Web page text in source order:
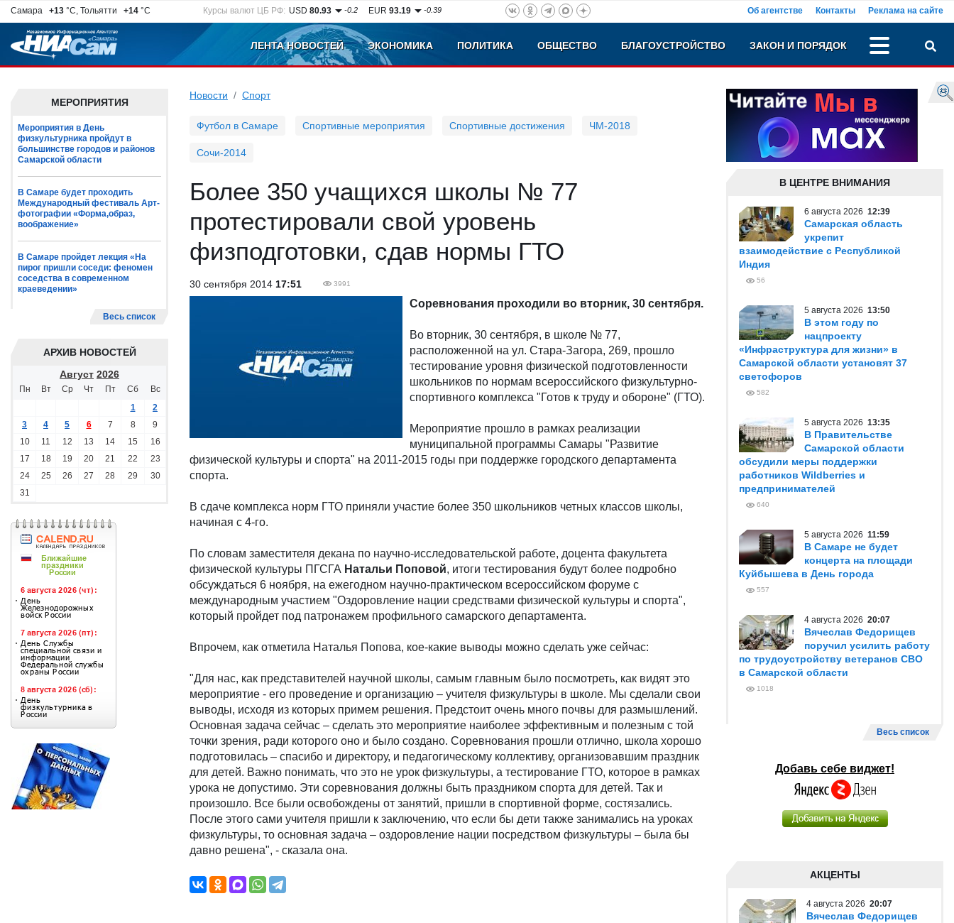
Самара +13 °C, Тольятти +14 °C Курсы валют ЦБ РФ: USD80.93 -0.2 EUR93.19 -0.39 Об агентстве Контакты Реклама на сайте
ЛЕНТА НОВОСТЕЙ ЭКОНОМИКА ПОЛИТИКА ОБЩЕСТВО БЛАГОУСТРОЙСТВО ЗАКОН И ПОРЯДОК
МЕРОПРИЯТИЯ
Мероприятия в День
физкультурника пройдут в
большинстве городов и районов
Самарской области
В Самаре будет проходить
Международный фестиваль Арт-
фотографии «Форма,образ,
воображение»
В Самаре пройдет лекция «На
пирог пришли соседи: феномен
соседства в современном
краеведении»
Весь список
АРХИВ НОВОСТЕЙ
Август 2026
Пн Вт Ср Чт Пт Сб
Вс
1
2
3
4 5 6 7 8
9
10
11 12 13 14 15
16
17
18 19 20 21 22
23
24
25 26 27 28 29
30
31
Новости Спорт
Футбол в Самаре Спортивные мероприятия Спортивные достижения ЧМ-2018
Сочи-2014
Более 350 учащихся школы № 77
протестировали свой уровень
физподготовки, сдав нормы ГТО
30 сентября 2014 17:51 3991
Соревнования проходили во вторник, 30 сентября.
Во вторник, 30 сентября, в школе № 77,
расположенной на ул. Стара-Загора, 269, прошло
тестирование уровня физической подготовленности
школьников по нормам всероссийского физкультурно-
спортивного комплекса "Готов к труду и обороне" (ГТО).
Мероприятие прошло в рамках реализации
муниципальной программы Самары "Развитие
физической культуры и спорта" на 2011-2015 годы при поддержке городского департамента
спорта.
В сдаче комплекса норм ГТО приняли участие более 350 школьников четных классов школы,
начиная с 4-го.
По словам заместителя декана по научно-исследовательской работе, доцента факультета
физической культуры ПГСГА Натальи Поповой, итоги тестирования будут более подробно
обсуждаться 6 ноября, на ежегодном научно-практическом всероссийском форуме с
международным участием "Оздоровление нации средствами физической культуры и спорта",
который пройдет под патронажем профильного самарского департамента.
Впрочем, как отметила Наталья Попова, кое-какие выводы можно сделать уже сейчас:
"Для нас, как представителей научной школы, самым главным было посмотреть, как видят это
мероприятие - его проведение и организацию – учителя физкультуры в школе. Мы сделали свои
выводы, исходя из которых примем решения. Предстоит очень много почвы для размышлений.
Основная задача сейчас – сделать это мероприятие наиболее эффективным и полезным с той
точки зрения, ради которого оно и было создано. Соревнования прошли отлично, школа хорошо
подготовилась – спасибо и директору, и педагогическому коллективу, организовавшим праздник
для детей. Важно понимать, что это не урок физкультуры, а тестирование ГТО, которое в рамках
урока не допустимо. Эти соревнования должны быть праздником спорта для детей. Так и
произошло. Все были освобождены от занятий, пришли в спортивной форме, состязались.
После этого сами учителя пришли к заключению, что если бы дети также занимались на уроках
физкультуры, то основная задача – оздоровление нации посредством физкультуры – была бы
давно решена", - сказала она.
В ЦЕНТРЕ ВНИМАНИЯ
6 августа 2026 12:39
Самарская область
укрепит
взаимодействие с Республикой
Индия
56
5 августа 2026 13:50
В этом году по
нацпроекту
«Инфраструктура для жизни» в
Самарской области установят 37
светофоров
582
5 августа 2026 13:35
В Правительстве
Самарской области
обсудили меры поддержки
работников Wildberries и
предпринимателей
640
5 августа 2026 11:59
В Самаре не будет
концерта на площади
Куйбышева в День города
557
4 августа 2026 20:07
Вячеслав Федорищев
поручил усилить работу
по трудоустройству ветеранов СВО
в Самарской области
1018
Весь список
Добавь себе виджет!
АКЦЕНТЫ
4 августа 2026 20:07
Вячеслав Федорищев